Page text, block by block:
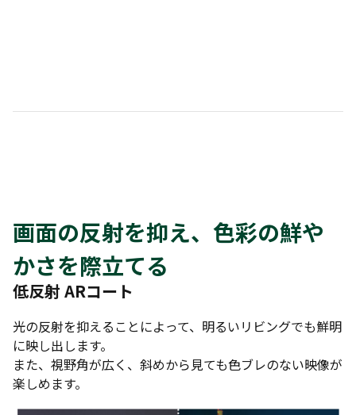
画面の反射を抑え、色彩の鮮や
かさを際立てる
低反射 ARコート
光の反射を抑えることによって、明るいリビングでも鮮明
に映し出します。
また、視野角が広く、斜めから見ても色ブレのない映像が
楽しめます。